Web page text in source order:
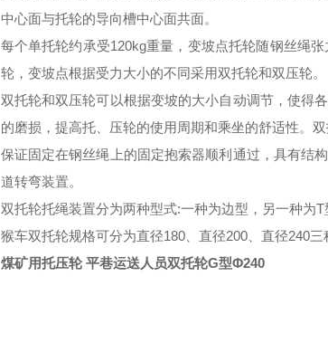
中心面与托轮的导向槽中心面共面。
每个单托轮约承受120kg重量 ， 变坡点托轮随钢丝绳
轮，变坡点根据受力大小的不同采用双托轮和双压轮。
双托轮和双压轮可以根据变坡的大小自动调节，使得
的磨损，提高托、压轮的使用 周期和乘坐的舒适性。
保证固定在钢丝绳上的固定抱索器顺利通过，具有结构
道转弯装置。
双托轮托绳装置分为两种型式:一种为边型 ，另一种为T
猴车双托轮规格可分为直径180、 直径200、 直径240三
煤矿用托压轮 平巷运送人员双托轮G型Φ240